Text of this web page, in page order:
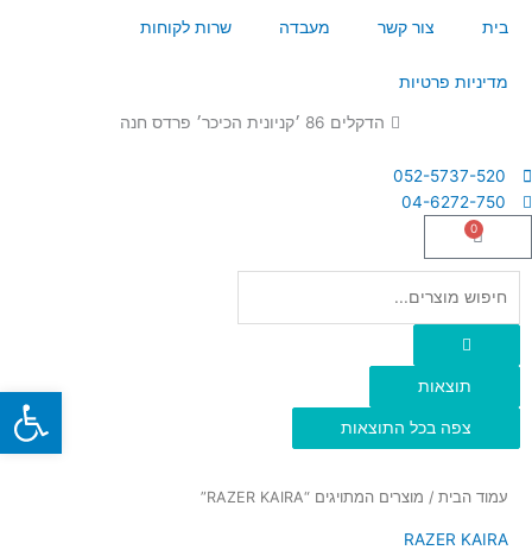
לתוכן
בית צור קשר מעבדה שרות לקוחות
מדיניות פרטיות
הדקלים 86 ׳קניונית הכיכר׳ פרדס חנה
052-5737-520
04-6272-750
0
עגלת
קניות
תוצאות
צפה בכל התוצאות
עמוד הבית / מוצרים המתויגים “RAZER KAIRA”
RAZER KAIRA